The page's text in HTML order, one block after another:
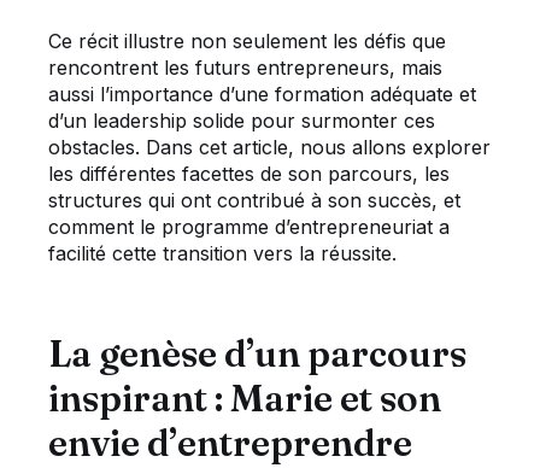
Ce récit illustre non seulement les défis que
rencontrent les futurs entrepreneurs, mais
aussi l’importance d’une formation adéquate et
d’un leadership solide pour surmonter ces
obstacles. Dans cet article, nous allons explorer
les différentes facettes de son parcours, les
structures qui ont contribué à son succès, et
comment le programme d’entrepreneuriat a
facilité cette transition vers la réussite.
La genèse d’un parcours
inspirant : Marie et son
envie d’entreprendre